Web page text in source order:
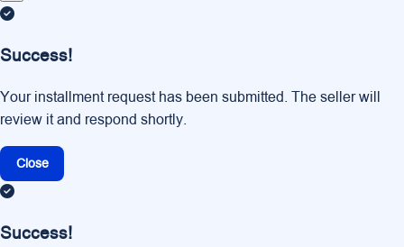
Success!
Your installment request has been submitted. The seller will
review it and respond shortly.
Close
Success!